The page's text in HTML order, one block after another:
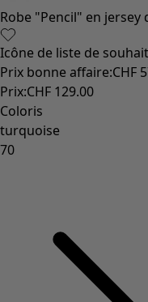
Vêtements de fête
Dans l'univers du kimono
Étendues champêtres